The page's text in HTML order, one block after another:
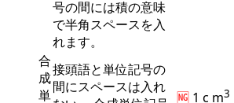
号の間には積の意味
で半角スペースを入
れます。
合
成
単
接頭語と単位記号の
間にスペースは入れ
🆖 1 c m3